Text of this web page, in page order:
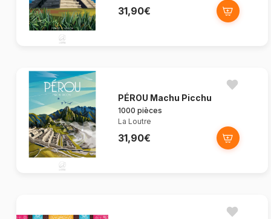
31,90€
PÉROU Machu Picchu
1000 pièces
La Loutre
31,90€